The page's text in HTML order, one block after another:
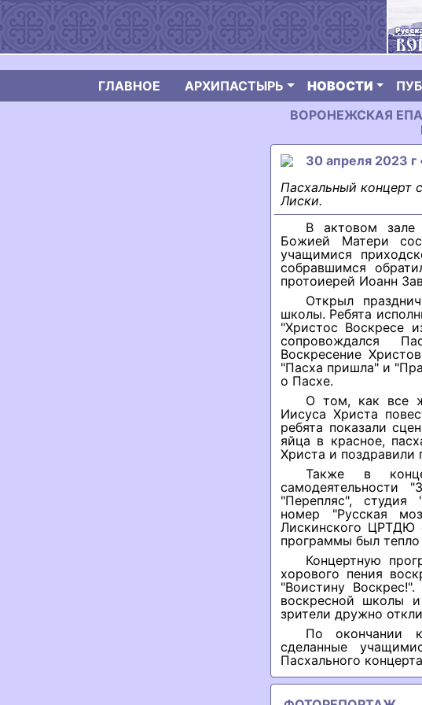
ГЛАВНОЕ АРХИПАСТЫРЬ НОВОСТИ
ВОРОНЕЖСКАЯ
30 апреля 2023 г
Пасхальный концерт
Лиски.
В актовом зале
Божией Матери
учащимися
собравшимся
протоиерей Иоанн
Открыл
школы. Ребята
"Христос Воскресе
сопровождался
Воскресение
"Пасха пришла" и
о Пасхе.
О том, как все
Иисуса Христа
ребята показали
яйца в красное,
Христа и поздравили
Также в
самодеятельности
"Перепляс", студия
номер "Русская
Лискинского ЦРТДЮ
программы был тепло
Концертную
хорового пения
"Воистину
воскресной школы и
зрители дружно
По окончании
сделанные
Пасхального